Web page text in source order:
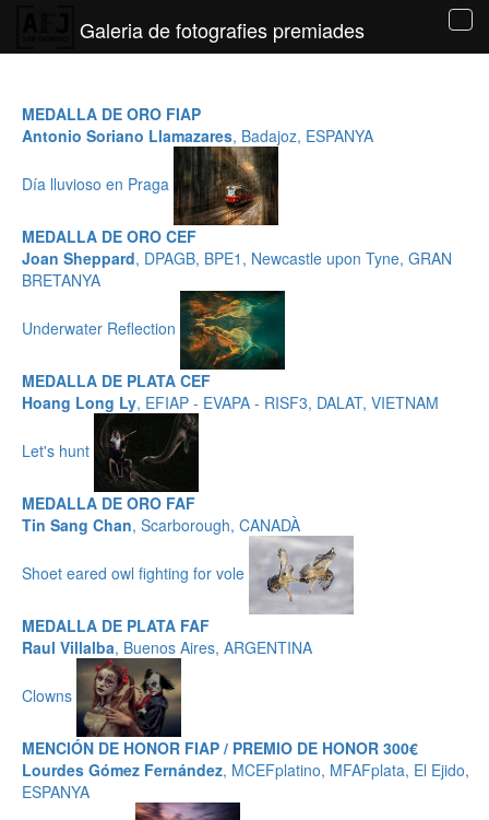
Galeria de fotografies premiades
MEDALLA DE ORO FIAP
Antonio Soriano Llamazares, Badajoz, ESPANYA
Día lluvioso en Praga
MEDALLA DE ORO CEF
Joan Sheppard, DPAGB, BPE1, Newcastle upon Tyne, GRAN
BRETANYA
Underwater Reflection
MEDALLA DE PLATA CEF
Hoang Long Ly, EFIAP - EVAPA - RISF3, DALAT, VIETNAM
Let's hunt
MEDALLA DE ORO FAF
Tin Sang Chan, Scarborough, CANADÀ
Shoet eared owl fighting for vole
MEDALLA DE PLATA FAF
Raul Villalba, Buenos Aires, ARGENTINA
Clowns
MENCIÓN DE HONOR FIAP / PREMIO DE HONOR 300€
Lourdes Gómez Fernández, MCEFplatino, MFAFplata, El Ejido,
ESPANYA